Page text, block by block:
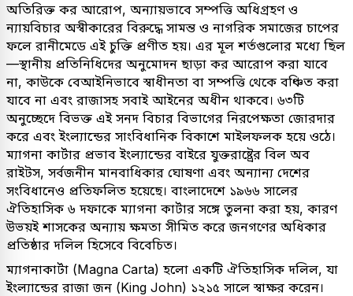
অতিরিক্ত কর আরোপ, অন্যায়ভাবে সম্পত্তি অধিগ্রহণ ও
ন্যায়বিচার অস্বীকারের বিরুদ্ধে সামন্ত ও নাগরিক সমাজের চাপের
ফলে রানীমেডে এই চুক্তি প্রণীত হয়। এর মূল শর্তগুলোর মধ্যে ছিল
—স্থানীয় প্রতিনিধিদের অনুমোদন ছাড়া কর আরোপ করা যাবে
না, কাউকে বেআইনিভাবে স্বাধীনতা বা সম্পত্তি থেকে বঞ্চিত করা
যাবে না এবং রাজাসহ সবাই আইনের অধীন থাকবে। ৬৩টি
অনুচ্ছেদে বিভক্ত এই সনদ বিচার বিভাগের নিরপেক্ষতা জোরদার
করে এবং ইংল্যান্ডের সাংবিধানিক বিকাশে মাইলফলক হয়ে ওঠে।
ম্যাগনা কার্টার প্রভাব ইংল্যান্ডের বাইরে যুক্তরাষ্ট্রের বিল অব
রাইটস, সর্বজনীন মানবাধিকার ঘোষণা এবং অন্যান্য দেশের
সংবিধানেও প্রতিফলিত হয়েছে। বাংলাদেশে ১৯৬৬ সালের
ঐতিহাসিক ৬ দফাকে ম্যাগনা কার্টার সঙ্গে তুলনা করা হয়, কারণ
উভয়ই শাসকের অন্যায় ক্ষমতা সীমিত করে জনগণের অধিকার
প্রতিষ্ঠার দলিল হিসেবে বিবেচিত।
ম্যাগনাকার্টা (Magna Carta) হলো একটি ঐতিহাসিক দলিল, যা
ইংল্যান্ডের রাজা জন (King John) ১২১৫ সালে স্বাক্ষর করেন।